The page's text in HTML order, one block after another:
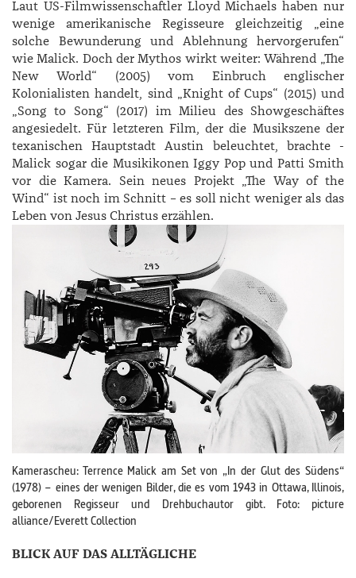
Laut US-Filmwissenschaftler ­Lloyd ­Michaels haben nur
wenige amerikanische Regisseure gleichzeitig „eine
solche Bewunderung und Ablehnung hervorgerufen“
wie ­Malick. Doch der Mythos wirkt weiter: Während „The
New World“ (2005) vom Einbruch englischer
Kolonialisten handelt, sind „Knight of Cups“ (2015) und
„Song to Song“ (2017) im Milieu des Showgeschäftes
angesiedelt. Für letzteren Film, der die Musikszene der
texanischen Hauptstadt Austin beleuchtet, brachte ­
Malick sogar die Musikikonen ­Iggy Pop und ­Patti ­Smith
vor die Kamera. Sein neues Projekt „The Way of the
Wind“ ist noch im Schnitt – es soll nicht weniger als das
Leben von ­Jesus ­Christus erzählen.
Kamerascheu: Terrence Malick am Set von „In der Glut des Südens“
(1978) – eines der wenigen Bilder, die es vom 1943 in Ottawa, Illinois,
geborenen Regisseur und Drehbuchautor gibt. Foto: picture
alliance/Everett Collection
BLICK AUF DAS ALLTÄGLICHE